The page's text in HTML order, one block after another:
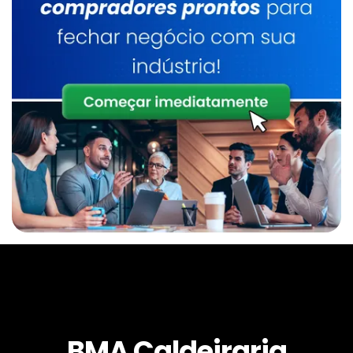
Caldeiraria De Manutenção Industrial
Serviço De Manutenção De Caldeiras
Caldeirarias Em Sp
Inspeção E Manutenção De Caldeiras
Manutenção De Caldeiras Preço